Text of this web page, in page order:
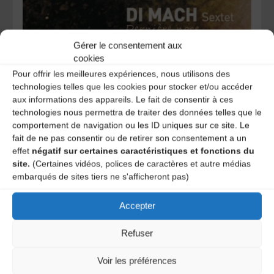
Gérer le consentement aux
cookies
Pour offrir les meilleures expériences, nous utilisons des
technologies telles que les cookies pour stocker et/ou accéder
aux informations des appareils. Le fait de consentir à ces
technologies nous permettra de traiter des données telles que le
comportement de navigation ou les ID uniques sur ce site. Le
fait de ne pas consentir ou de retirer son consentement a un
effet négatif sur certaines caractéristiques et fonctions du
site. (Certaines vidéos, polices de caractères et autre médias
embarqués de sites tiers ne s'afficheront pas)
Accepter
Refuser
Voir les préférences
Di Mach Sextet – Dernière noce (2019) – Auto-production
Liens
Facebook
Contact
Didier BOIRE : 06.87.51.77.48 / didier.boire@wanadoo.fr